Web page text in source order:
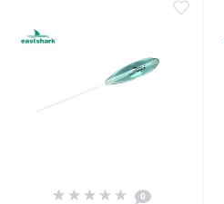
0